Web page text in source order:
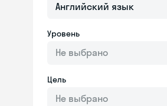
Английский язык
Уровень
Не выбрано
Цель
Не выбрано